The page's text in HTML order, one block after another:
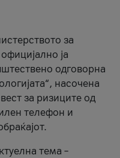
за
ја
одговорна
насочена
за ризиците од
телефон и
тема –